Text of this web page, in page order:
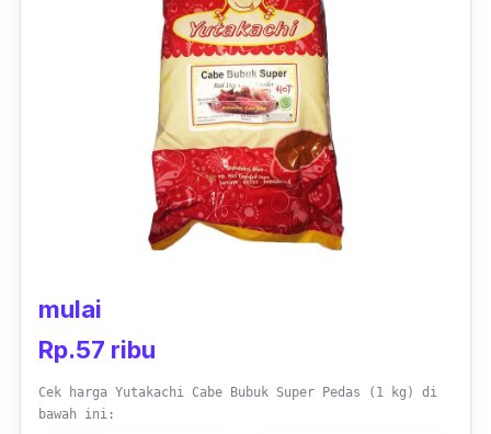
mulai
Rp.57 ribu
Cek harga Yutakachi Cabe Bubuk Super Pedas (1 kg) di
bawah ini: